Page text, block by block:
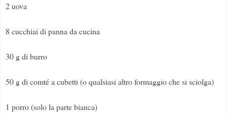
2 uova
8 cucchiai di panna da cucina
30 g di burro
50 g di comté a cubetti (o qualsiasi altro formaggio che si sciolga)
1 porro (solo la parte bianca)